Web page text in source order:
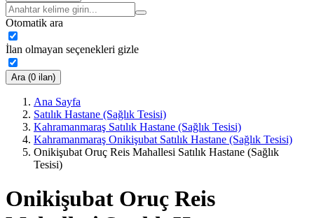
Otomatik ara
İlan olmayan seçenekleri gizle
Ara (0 ilan)
Ana Sayfa
Satılık Hastane (Sağlık Tesisi)
Kahramanmaraş Satılık Hastane (Sağlık Tesisi)
Kahramanmaraş Onikişubat Satılık Hastane (Sağlık Tesisi)
Onikişubat Oruç Reis Mahallesi Satılık Hastane (Sağlık
Tesisi)
Onikişubat Oruç Reis